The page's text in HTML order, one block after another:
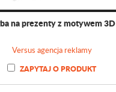
na prezenty z motywem 3D
Versus agencja reklamy
ZAPYTAJ O PRODUKT